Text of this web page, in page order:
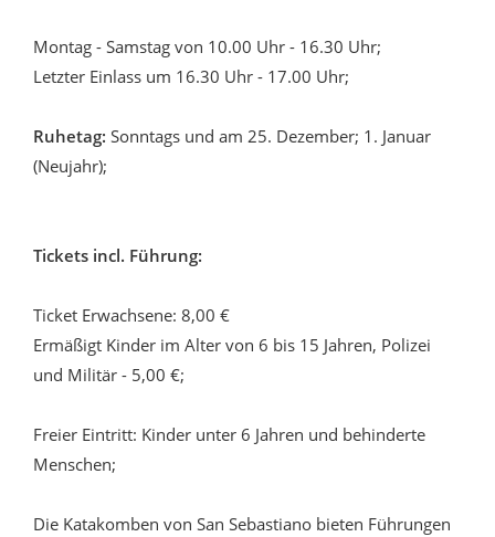
Montag - Samstag von 10.00 Uhr - 16.30 Uhr;
Letzter Einlass um 16.30 Uhr - 17.00 Uhr;
Ruhetag: Sonntags und am 25. Dezember; 1. Januar
(Neujahr);
Tickets incl. Führung:
Ticket Erwachsene: 8,00 €
Ermäßigt Kinder im Alter von 6 bis 15 Jahren, Polizei
und Militär - 5,00 €;
Freier Eintritt: Kinder unter 6 Jahren und behinderte
Menschen;
Die Katakomben von San Sebastiano bieten Führungen